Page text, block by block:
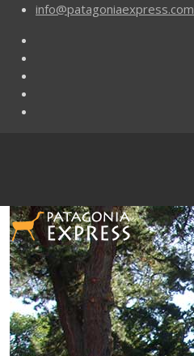
info@patagoniaexpress.com